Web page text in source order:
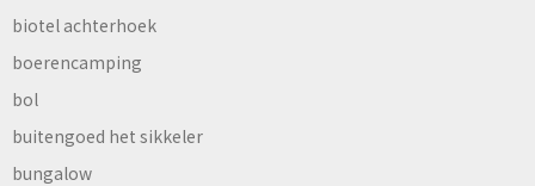
biotel achterhoek
boerencamping
bol
buitengoed het sikkeler
bungalow